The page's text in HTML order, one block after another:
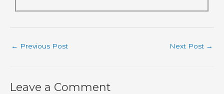
← Previous Post Next Post →
Leave a Comment